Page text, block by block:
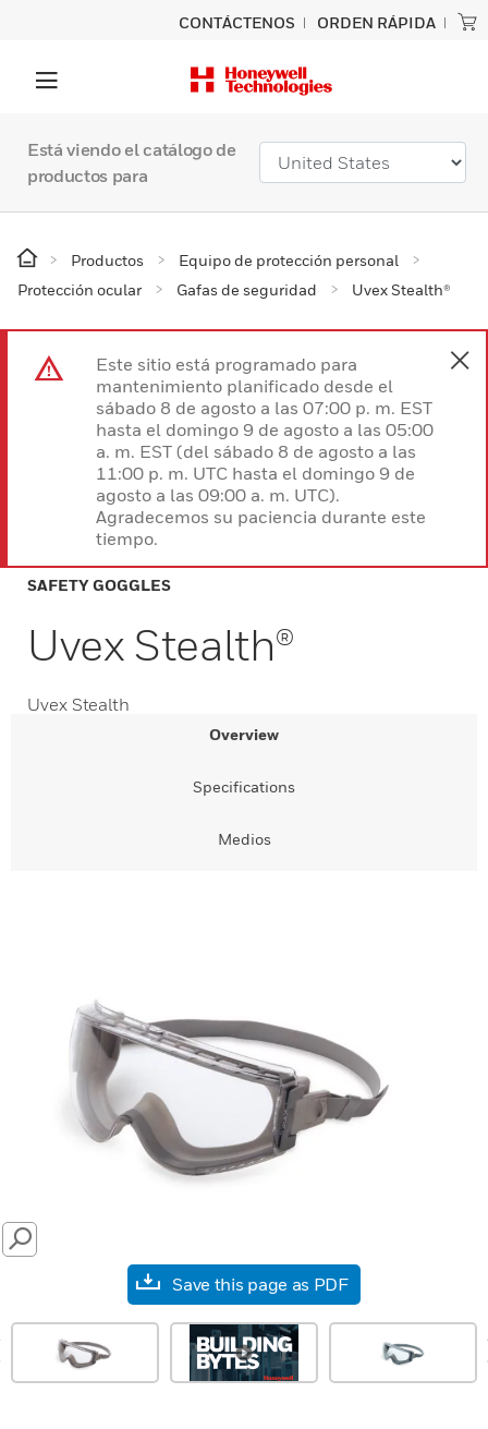
CONTÁCTENOS ORDEN RÁPIDA
Está viendo el catálogo de
productos para
Productos
Equipo de protección personal
Protección ocular
Gafas de seguridad Uvex Stealth®
Este sitio está programado para
mantenimiento planificado desde el
sábado 8 de agosto a las 07:00 p. m. EST
hasta el domingo 9 de agosto a las 05:00
a. m. EST (del sábado 8 de agosto a las
11:00 p. m. UTC hasta el domingo 9 de
agosto a las 09:00 a. m. UTC).
Agradecemos su paciencia durante este
tiempo.
SAFETY GOGGLES
Uvex Stealth®
Uvex Stealth
Overview
Specifications
Medios
SEARCH
Save this page as PDF